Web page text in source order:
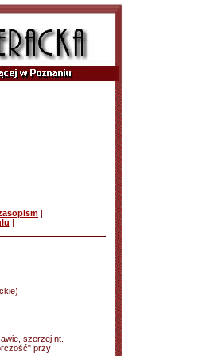
|
|
szerzej nt.
przy